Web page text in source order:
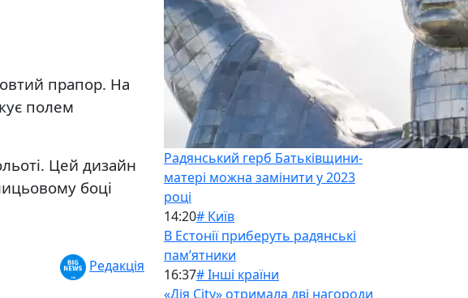
прапор. На
полем
Цей дизайн
боці
Редакція
Радянський герб Батьківщини-
матері можна замінити у 2023
році
14:20# Київ
В Естонії приберуть радянські
памʼятники
16:37# Інші країни
«Дія City» отримала дві нагороди